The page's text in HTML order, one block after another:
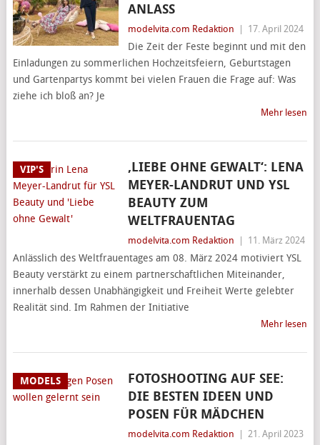
ANLASS
modelvita.com Redaktion 17. April 2024
Die Zeit der Feste beginnt und mit den
Einladungen zu sommerlichen Hochzeitsfeiern, Geburtstagen
und Gartenpartys kommt bei vielen Frauen die Frage auf: Was
ziehe ich bloß an? Je
Mehr lesen
VIP'S
‚LIEBE OHNE GEWALT‘: LENA
MEYER-LANDRUT UND YSL
BEAUTY ZUM
WELTFRAUENTAG
modelvita.com Redaktion 11. März 2024
Anlässlich des Weltfrauentages am 08. März 2024 motiviert YSL
Beauty verstärkt zu einem partnerschaftlichen Miteinander,
innerhalb dessen Unabhängigkeit und Freiheit Werte gelebter
Realität sind. Im Rahmen der Initiative
Mehr lesen
MODELS
FOTOSHOOTING AUF SEE:
DIE BESTEN IDEEN UND
POSEN FÜR MÄDCHEN
modelvita.com Redaktion 21. April 2023